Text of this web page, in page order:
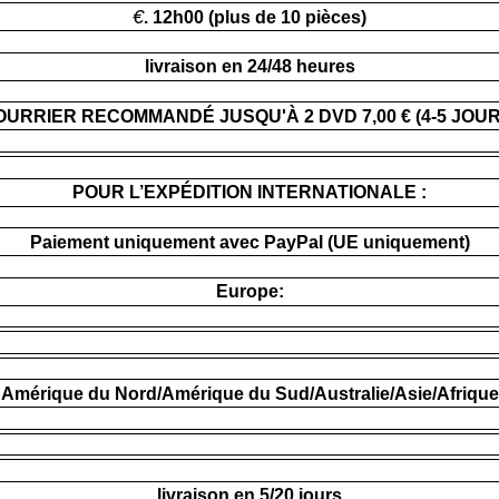
€. 12h00 (plus de 10 pièces)
livraison en 24/48 heures
RECOMMANDÉ JUSQU'À 2 DVD 7,00 € (4-5
POUR L’EXPÉDITION INTERNATIONALE :
Paiement uniquement avec PayPal (UE uniquement)
Europe:
Amérique du Nord/Amérique du Sud/Australie/Asie/Afrique